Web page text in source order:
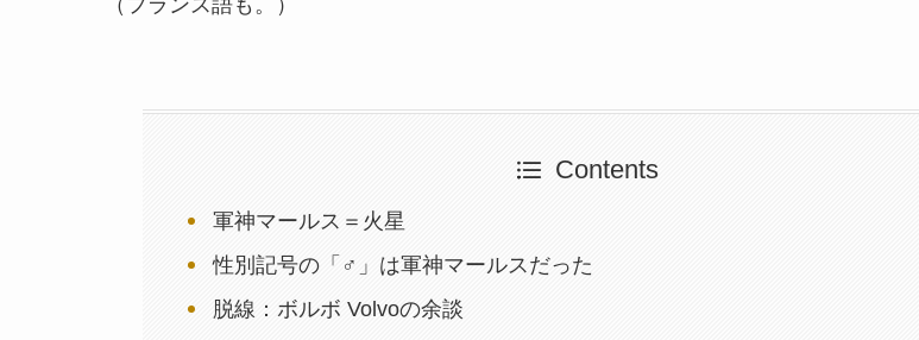
（フランス語も。）
Contents
軍神マールス＝火星
性別記号の「♂」は軍神マールスだった
脱線：ボルボ Volvoの余談